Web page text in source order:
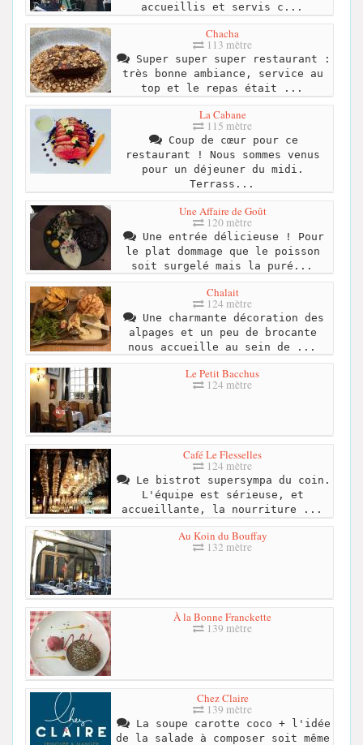
accueillis et servis c...
Chacha
113 mètre
Super super super restaurant :
très bonne ambiance, service au
top et le repas était ...
La Cabane
115 mètre
Coup de cœur pour ce
restaurant ! Nous sommes venus
pour un déjeuner du midi.
Terrass...
Une Affaire de Goût
120 mètre
Une entrée délicieuse ! Pour
le plat dommage que le poisson
soit surgelé mais la puré...
Chalait
124 mètre
Une charmante décoration des
alpages et un peu de brocante
nous accueille au sein de ...
Le Petit Bacchus
124 mètre
Café Le Flesselles
124 mètre
Le bistrot supersympa du coin.
L'équipe est sérieuse, et
accueillante, la nourriture ...
Au Koin du Bouffay
132 mètre
À la Bonne Franckette
139 mètre
Chez Claire
139 mètre
La soupe carotte coco + l'idée
de la salade à composer soit même